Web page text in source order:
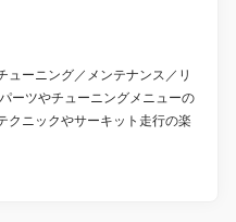
ューニング／メンテナンス／リ
ーツやチューニングメニューの
クニックやサーキット走行の楽